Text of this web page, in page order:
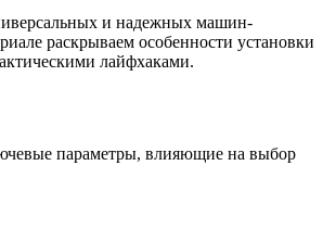
и надежных машин-
раскрываем особенности установки
лайфхаками.
параметры, влияющие на выбор